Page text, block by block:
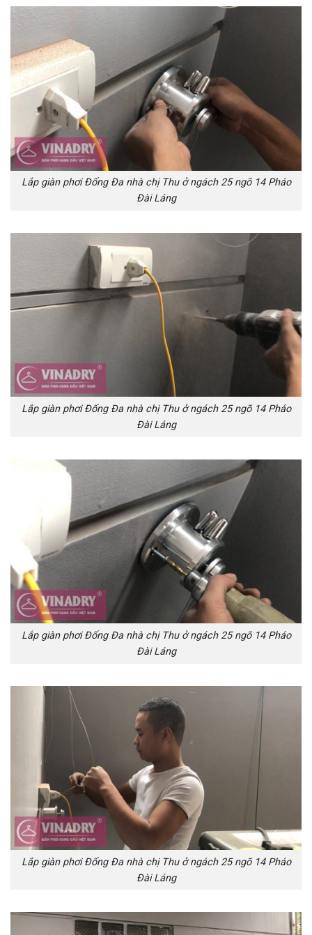
Lắp giàn phơi Đống Đa nhà chị Thu ở ngách 25 ngõ 14 Pháo
Đài Láng
Lắp giàn phơi Đống Đa nhà chị Thu ở ngách 25 ngõ 14 Pháo
Đài Láng
Lắp giàn phơi Đống Đa nhà chị Thu ở ngách 25 ngõ 14 Pháo
Đài Láng
Lắp giàn phơi Đống Đa nhà chị Thu ở ngách 25 ngõ 14 Pháo
Đài Láng